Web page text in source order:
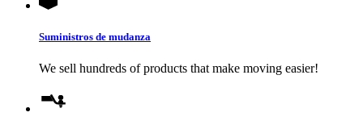
Suministros de mudanza
We sell hundreds of products that make moving easier!